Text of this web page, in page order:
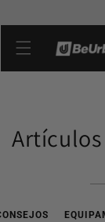
contenido
Artículos